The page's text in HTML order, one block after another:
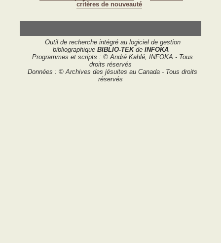
critères de nouveauté
Outil de recherche intégré au logiciel de gestion
bibliographique BIBLIO-TEKde INFOKA
Programmes et scripts : © André Kahlé, INFOKA - Tous
droits réservés
Données : © Archives des jésuites au Canada - Tous droits
réservés